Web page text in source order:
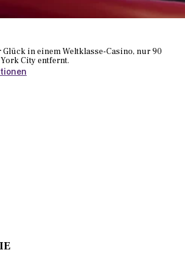
in einem Weltklasse-Casino, nur 90
City entfernt.